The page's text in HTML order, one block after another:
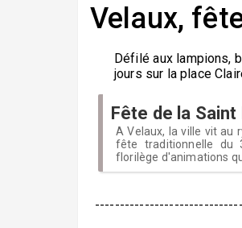
Velaux,
Défilé aux lampions,
jours sur la place
Fête de la Saint
A Velaux, la ville vit au
fête traditionnelle du
florilège d'animations